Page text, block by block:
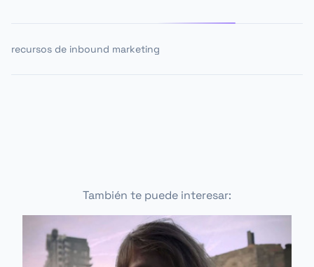
recursos de inbound marketing
También te puede interesar: